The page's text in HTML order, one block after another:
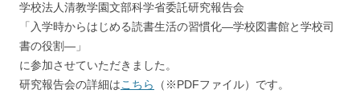
学校法人清教学園文部科学省委託研究報告会
「入学時からはじめる読書生活の習慣化―学校図書館と学校司
書の役割―」
に参加させていただきました。
研究報告会の詳細はこちら （※PDFファイル）です。